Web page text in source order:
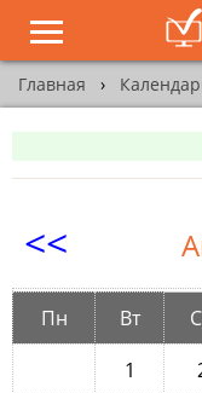
Главная ›
<<
Пн Вт
1